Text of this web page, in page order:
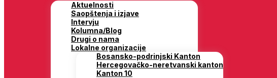
Aktuelnosti
Saopštenja i izjave
Intervju
Kolumna/Blog
Drugi o nama
Lokalne organizacije
Bosansko-podrinjski Kanton
Hercegovačko-neretvanski kanton
Kanton 10